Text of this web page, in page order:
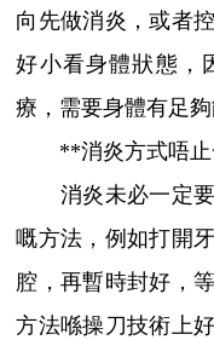
向先做消炎，或者
好小看身體狀態，
療，需要身體有足夠
**消炎方式唔止
消炎未必一定要
嘅方法，例如打開
腔，再暫時封好，
方法喺操刀技術上